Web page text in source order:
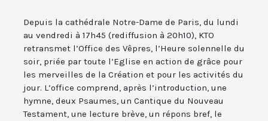
Depuis la cathédrale Notre-Dame de Paris, du lundi
au vendredi à 17h45 (rediffusion à 20h10), KTO
retransmet l’Office des Vêpres, l’Heure solennelle du
soir, priée par toute l’Eglise en action de grâce pour
les merveilles de la Création et pour les activités du
jour. L’office comprend, après l’introduction, une
hymne, deux Psaumes, un Cantique du Nouveau
Testament, une lecture brève, un répons bref, le